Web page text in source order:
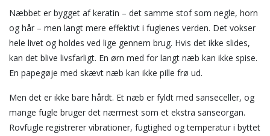
Næbbet er bygget af keratin – det samme stof som negle, horn
og hår – men langt mere effektivt i fuglenes verden. Det vokser
hele livet og holdes ved lige gennem brug. Hvis det ikke slides,
kan det blive livsfarligt. En ørn med for langt næb kan ikke spise.
En papegøje med skævt næb kan ikke pille frø ud.
Men det er ikke bare hårdt. Et næb er fyldt med sanseceller, og
mange fugle bruger det nærmest som et ekstra sanseorgan.
Rovfugle registrerer vibrationer, fugtighed og temperatur i byttet